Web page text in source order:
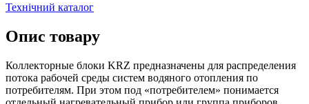
Технічний каталог
Опис товару
Коллекторные блоки KRZ предназначены для распределения
потока рабочей среды систем водяного отопления по
потребителям. При этом под «потребителем» понимается